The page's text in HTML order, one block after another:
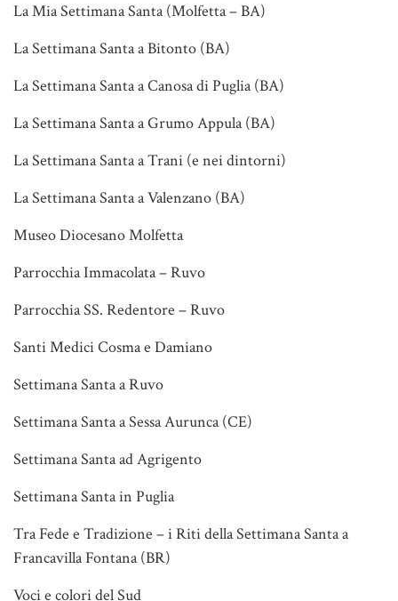
La Mia Settimana Santa (Molfetta – BA)
La Settimana Santa a Bitonto (BA)
La Settimana Santa a Canosa di Puglia (BA)
La Settimana Santa a Grumo Appula (BA)
La Settimana Santa a Trani (e nei dintorni)
La Settimana Santa a Valenzano (BA)
Museo Diocesano Molfetta
Parrocchia Immacolata – Ruvo
Parrocchia SS. Redentore – Ruvo
Santi Medici Cosma e Damiano
Settimana Santa a Ruvo
Settimana Santa a Sessa Aurunca (CE)
Settimana Santa ad Agrigento
Settimana Santa in Puglia
Tra Fede e Tradizione – i Riti della Settimana Santa a
Francavilla Fontana (BR)
Voci e colori del Sud